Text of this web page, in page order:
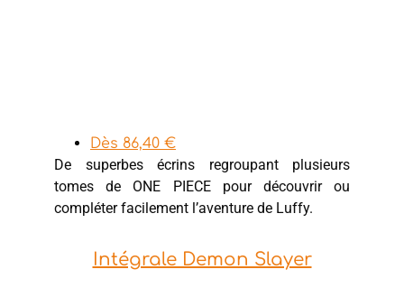
Dès 86,40 €
De superbes écrins regroupant plusieurs
tomes de ONE PIECE pour découvrir ou
compléter facilement l’aventure de Luffy.
Intégrale Demon Slayer